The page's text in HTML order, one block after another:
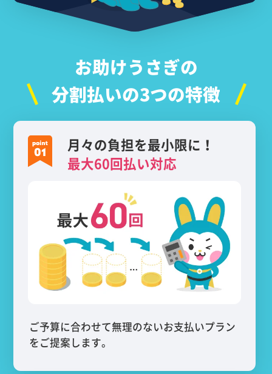
お助けうさぎの
分割払いの3つの特徴
月々の負担を最小限に！
最大60回払い対応
ご予算に合わせて無理のないお支払いプラン
をご提案します。